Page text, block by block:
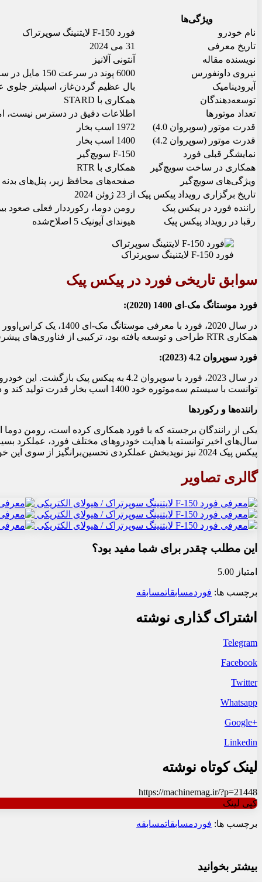
ویژگی‌ها
نام خودرو
فورد F-150 لایتنینگ سوپرتراک
تاریخ معرفی
31 می 2024
نویسنده مقاله
آنتونی آلانیز
نیروی داونفورس
6000 پوند در سرعت 150 مایل در ساعت
آیرودینامیک
بال عظیم گردن‌غاز، اسپلیتر
توسعه‌دهندگان
همکاری با STARD
تعداد موتورها
اطلاعات دقیق در دسترس نیست، اما احتمالاً
قدرت موتور (سوپروان 4.0)
1972 اسب بخار
قدرت موتور (سوپروان 4.2)
1400 اسب بخار
نمایشگر قبلی فورد
F-150 سویچ‌گیر
همکاری در ساخت سویچ‌گیر
همکاری با RTR
ویژگی‌های سویچ‌گیر
صفحه‌های محافظ زیر، پنل‌های
تاریخ برگزاری رویداد پیکس پیک از 23 ژوئن 2024
راننده فورد در پیکس پیک
رومن دوما، رکورددار فعلی صعود
رقبا در رویداد پیکس پیک
هیوندای آیونیک 5 اصلاح‌شده
فورد F-150 لایتنینگ سوپرتراک
سوابق تاریخی فورد در پیکس پیک
فورد موستانگ مک-ای 1400 (2020):
همکاری RTR طراحی و توسعه یافته بود، ترکیبی از فناوری‌های پیشرفته الکتریکی و مهندسی آیرودینامیک را به نمایش گذاشت.
فورد سوپروان 4.2 (2023):
در سال 2023، فورد با سوپروان 4.2 به
توانست با سیستم سه‌موتوره خود 1400 اسب بخار قدرت تولید کند و در مسیر پرپیچ و خم پیکس پیک ثابت قدم بماند.
راننده‌ها و رکوردها
یکی از رانندگان برجسته که با فورد همکاری کرده است، رومن
سال‌های اخیر توانسته با هدایت خودروهای مختلف فورد، عملکرد
پیکس پیک 2024 نیز نویدبخش عملکردی تحسین‌برانگیز از سوی این خودروساز است.
گالری تصاویر
این مطلب چقدر برای شما مفید بود؟
امتیاز 5.00
برچسب ها: فوردمسابقاتمسابقه
اشتراک گذاری نوشته
Telegram
Facebook
Twitter
Whatsapp
+Google
Linkedin
لینک کوتاه نوشته
https://machinemag.ir/?p=21448
کپی لینک
برچسب ها: فوردمسابقاتمسابقه
بیشتر بخوانید